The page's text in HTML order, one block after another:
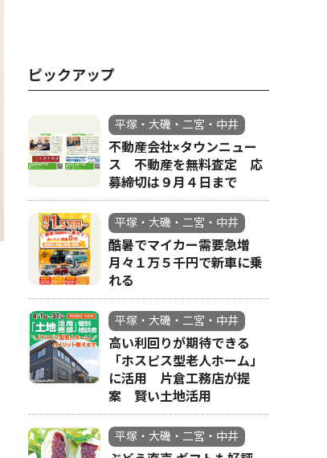
ピックアップ
平塚・大磯・二宮・中井
不動産会社×タウンニュー
ス 不動産を無料査定 応
募締切は９月４日まで
平塚・大磯・二宮・中井
酷暑でマイカー需要急増
月々１万５千円で新車に乗
れる
平塚・大磯・二宮・中井
高い利回りが期待できる
「ホスピス型老人ホーム」
に活用 片倉工務店が提
案 賢い土地活用
平塚・大磯・二宮・中井